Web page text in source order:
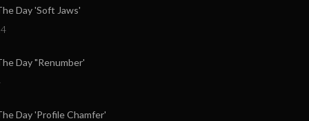
Day 'Soft Jaws'
Day "Renumber'
Day 'Profile Chamfer'